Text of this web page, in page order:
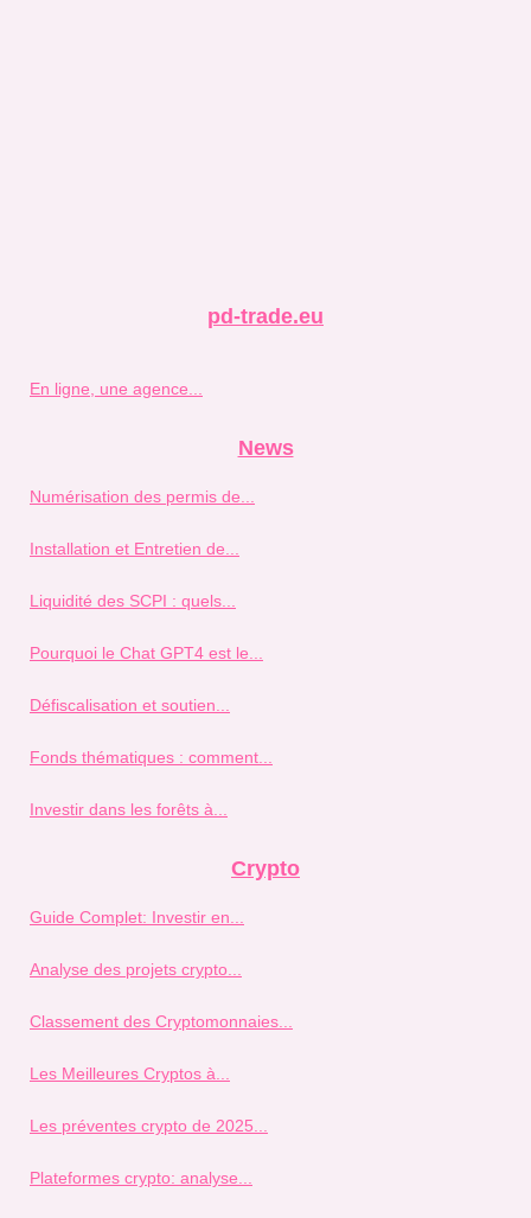
pd-trade.eu
En ligne, une agence...
News
Numérisation des permis de...
Installation et Entretien de...
Liquidité des SCPI : quels...
Pourquoi le Chat GPT4 est le...
Défiscalisation et soutien...
Fonds thématiques : comment...
Investir dans les forêts à...
Crypto
Guide Complet: Investir en...
Analyse des projets crypto...
Classement des Cryptomonnaies...
Les Meilleures Cryptos à...
Les préventes crypto de 2025...
Plateformes crypto: analyse...